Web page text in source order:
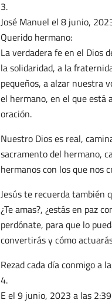
José Manuel el 8 junio,
Querido hermano:
La verdadera fe en el Dios
la solidaridad, a la
pequeños, a alzar nuestra
el hermano, en el que está
oración.
Nuestro Dios es real,
sacramento del hermano,
hermanos con los que nos
Jesús te recuerda también
¿Te amas?, ¿estás en paz
perdónate, para que lo
convertirás y cómo
Rezad cada día conmigo a
E el 9 junio, 2023 a las 2:39